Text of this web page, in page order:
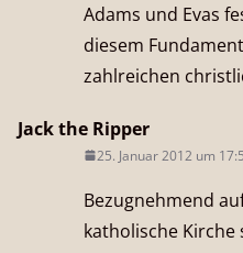
Adams und Evas
diesem
zahlreichen
Jack the Ripper
25. Januar 2012 um
Bezugnehmend
katholische Kirche